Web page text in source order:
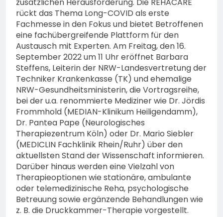
zusätzlichen Herausforderung. Die REHACARE
rückt das Thema Long-COVID als erste
Fachmesse in den Fokus und bietet Betroffenen
eine fachübergreifende Plattform für den
Austausch mit Experten. Am Freitag, den 16.
September 2022 um 11 Uhr eröffnet Barbara
Steffens, Leiterin der NRW-Landesvertretung der
Techniker Krankenkasse (TK) und ehemalige
NRW-Gesundheitsministerin, die Vortragsreihe,
bei der u.a. renommierte Mediziner wie Dr. Jördis
Frommhold (MEDIAN-Klinikum Heiligendamm),
Dr. Pantea Pape (Neurologisches
Therapiezentrum Köln) oder Dr. Mario Siebler
(MEDICLIN Fachklinik Rhein/Ruhr) über den
aktuellsten Stand der Wissenschaft informieren.
Darüber hinaus werden eine Vielzahl von
Therapieoptionen wie stationäre, ambulante
oder telemedizinische Reha, psychologische
Betreuung sowie ergänzende Behandlungen wie
z. B. die Druckkammer-Therapie vorgestellt.